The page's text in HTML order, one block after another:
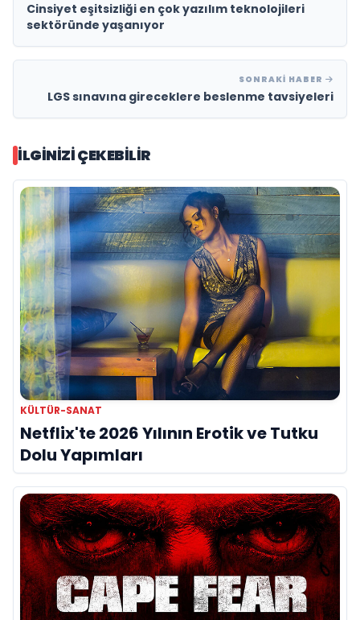
Cinsiyet eşitsizliği en çok yazılım teknolojileri
sektöründe yaşanıyor
SONRAKI HABER
LGS sınavına gireceklere beslenme tavsiyeleri
İLGINIZI ÇEKEBILIR
KÜLTÜR-SANAT
Netflix'te 2026 Yılının Erotik ve Tutku
Dolu Yapımları